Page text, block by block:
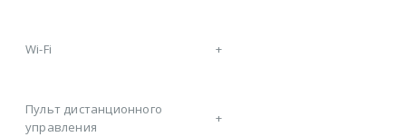
Wi-Fi +
Пульт дистанционного
управления
+